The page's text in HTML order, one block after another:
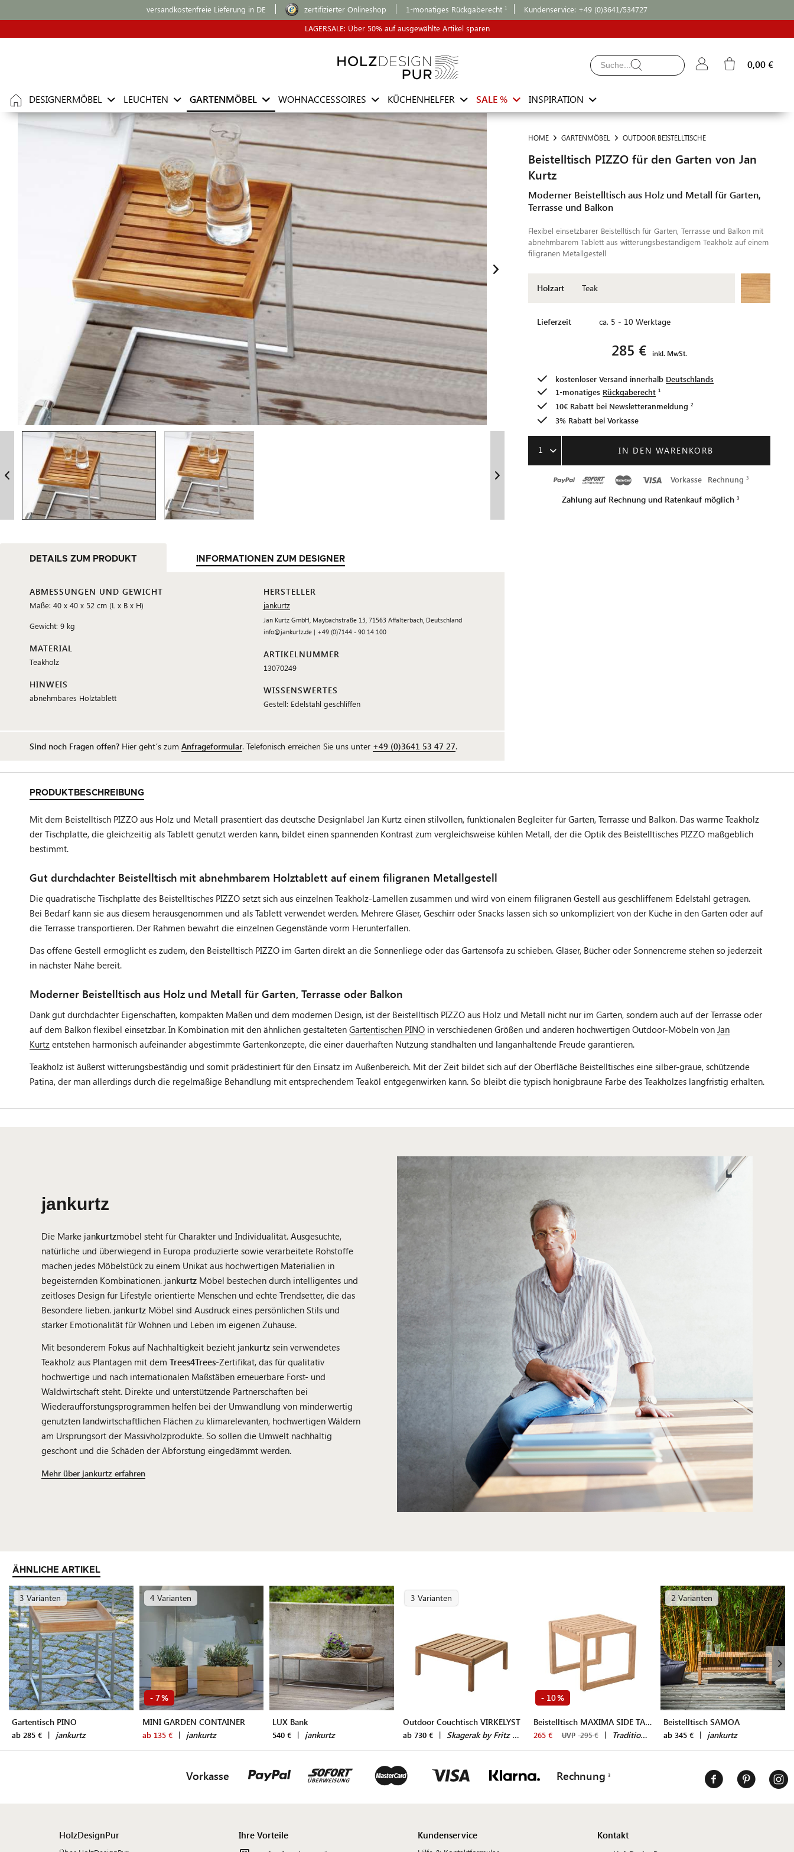
versandkostenfreie Lieferung in DE zertifizierter Onlineshop 1-monatiges Rückgaberecht Kundenservice: +49 (0)3641/534727
LAGERSALE: Über 50% auf ausgewählte Artikel sparen
0,00 €
DESIGNERMÖBEL LEUCHTEN GARTENMÖBEL WOHNACCESSOIRES KÜCHENHELFER SALE % INSPIRATION
HOME GARTENMÖBEL OUTDOOR BEISTELLTISCHE
Beistelltisch PIZZO für den Garten von Jan
Kurtz
Moderner Beistelltisch aus Holz und Metall für Garten,
Terrasse und Balkon
Flexibel einsetzbarer Beistelltisch für Garten, Terrasse und Balkon mit
abnehmbarem Tablett aus witterungsbeständigem Teakholz auf einem
filigranen Metallgestell
Holzart Teak
Lieferzeit ca. 5 - 10 Werktage
285 € inkl. MwSt.
kostenloser Versand innerhalb Deutschlands
1-monatiges Rückgaberecht
10€ Rabatt bei Newsletteranmeldung
3% Rabatt bei Vorkasse
1 IN DEN WARENKORB
Vorkasse Rechnung
Zahlung auf Rechnung und Ratenkauf möglich
DETAILS ZUM PRODUKT INFORMATIONEN ZUM DESIGNER
ABMESSUNGEN UND GEWICHT
Maße: 40 x 40 x 52 cm (L x B x H)
Gewicht: 9 kg
MATERIAL
Teakholz
HINWEIS
abnehmbares Holztablett
HERSTELLER
jankurtz
Jan Kurtz GmbH, Maybachstraße 13, 71563 Affalterbach, Deutschland
info@jankurtz.de | +49 (0)7144 - 90 14 100
ARTIKELNUMMER
13070249
WISSENSWERTES
Gestell: Edelstahl geschliffen
Sind noch Fragen offen? Hier geht´s zum Anfrageformular. Telefonisch erreichen Sie uns unter +49 (0)3641 53 47 27.
PRODUKTBESCHREIBUNG
Mit dem Beistelltisch PIZZO aus Holz und Metall präsentiert das deutsche Designlabel Jan Kurtz einen stilvollen, funktionalen Begleiter für Garten, Terrasse und Balkon. Das warme Teakholz
der Tischplatte, die gleichzeitig als Tablett genutzt werden kann, bildet einen spannenden Kontrast zum vergleichsweise kühlen Metall, der die Optik des Beistelltisches PIZZO maßgeblich
bestimmt.
Gut durchdachter Beistelltisch mit abnehmbarem Holztablett auf einem filigranen Metallgestell
Die quadratische Tischplatte des Beistelltisches PIZZO setzt sich aus einzelnen Teakholz-Lamellen zusammen und wird von einem filigranen Gestell aus geschliffenem Edelstahl getragen.
Bei Bedarf kann sie aus diesem herausgenommen und als Tablett verwendet werden. Mehrere Gläser, Geschirr oder Snacks lassen sich so unkompliziert von der Küche in den Garten oder auf
die Terrasse transportieren. Der Rahmen bewahrt die einzelnen Gegenstände vorm Herunterfallen.
Das offene Gestell ermöglicht es zudem, den Beistelltisch PIZZO im Garten direkt an die Sonnenliege oder das Gartensofa zu schieben. Gläser, Bücher oder Sonnencreme stehen so jederzeit
in nächster Nähe bereit.
Moderner Beistelltisch aus Holz und Metall für Garten, Terrasse oder Balkon
Dank gut durchdachter Eigenschaften, kompakten Maßen und dem modernen Design, ist der Beistelltisch PIZZO aus Holz und Metall nicht nur im Garten, sondern auch auf der Terrasse oder
auf dem Balkon flexibel einsetzbar. In Kombination mit den ähnlichen gestalteten Gartentischen PINO in verschiedenen Größen und anderen hochwertigen Outdoor-Möbeln von Jan
Kurtz entstehen harmonisch aufeinander abgestimmte Gartenkonzepte, die einer dauerhaften Nutzung standhalten und langanhaltende Freude garantieren.
Teakholz ist äußerst witterungsbeständig und somit prädestiniert für den Einsatz im Außenbereich. Mit der Zeit bildet sich auf der Oberfläche Beistelltisches eine silber-graue, schützende
Patina, der man allerdings durch die regelmäßige Behandlung mit entsprechendem Teaköl entgegenwirken kann. So bleibt die typisch honigbraune Farbe des Teakholzes langfristig erhalten.
jankurtz
Die Marke jankurtzmöbel steht für Charakter und Individualität. Ausgesuchte,
natürliche und überwiegend in Europa produzierte sowie verarbeitete Rohstoffe
machen jedes Möbelstück zu einem Unikat aus hochwertigen Materialien in
begeisternden Kombinationen. jankurtz Möbel bestechen durch intelligentes und
zeitloses Design für Lifestyle orientierte Menschen und echte Trendsetter, die das
Besondere lieben. jankurtz Möbel sind Ausdruck eines persönlichen Stils und
starker Emotionalität für Wohnen und Leben im eigenen Zuhause.
Mit besonderem Fokus auf Nachhaltigkeit bezieht jankurtz sein verwendetes
Teakholz aus Plantagen mit dem Trees4Trees-Zertifikat, das für qualitativ
hochwertige und nach internationalen Maßstäben erneuerbare Forst- und
Waldwirtschaft steht. Direkte und unterstützende Partnerschaften bei
Wiederaufforstungsprogrammen helfen bei der Umwandlung von minderwertig
genutzten landwirtschaftlichen Flächen zu klimarelevanten, hochwertigen Wäldern
am Ursprungsort der Massivholzprodukte. So sollen die Umwelt nachhaltig
geschont und die Schäden der Abforstung eingedämmt werden.
Mehr über jankurtz erfahren
ÄHNLICHE ARTIKEL
3 Varianten
Gartentisch PINO
ab 285 € | jankurtz
4 Varianten
- 7%
MINI GARDEN CONTAINER
ab 135 € | jankurtz
LUX Bank
540 € | jankurtz
3 Varianten
Outdoor Couchtisch VIRKELYST
ab 730 € | Skagerak by Fritz Hansen
- 10%
Beistelltisch MAXIMA SIDE TABLE
265 € UVP 295 € | Traditional Teak
2 Varianten
Beistelltisch SAMOA
ab 345 € | jankurtz
Vorkasse Rechnung
HolzDesignPur Ihre Vorteile Kundenservice Kontakt